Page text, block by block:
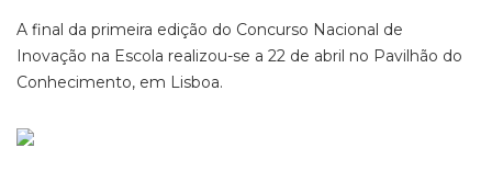
A final da primeira edição do Concurso Nacional de
Inovação na Escola realizou-se a 22 de abril no Pavilhão do
Conhecimento, em Lisboa.